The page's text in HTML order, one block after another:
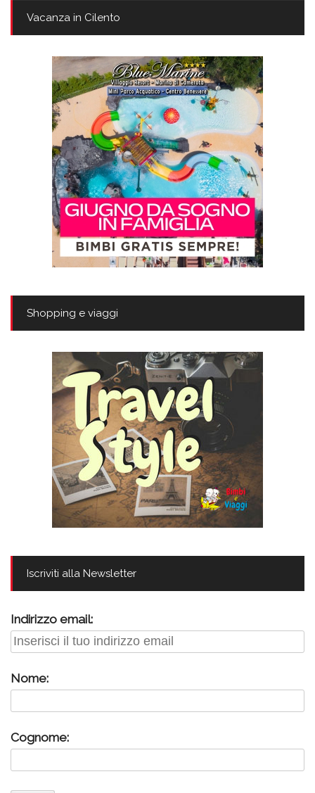
Vacanza in Cilento
Shopping e viaggi
Iscriviti alla Newsletter
Indirizzo email:
Nome:
Cognome: